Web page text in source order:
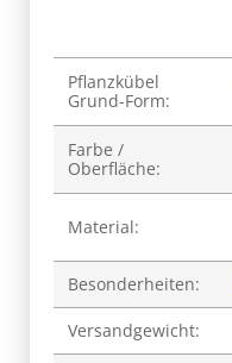
Produkteigenschaft
Wert
Pflanzkübel
Grund-Form:
Farbe /
Oberfläche:
Material:
Besonderheiten:
Versandgewicht: